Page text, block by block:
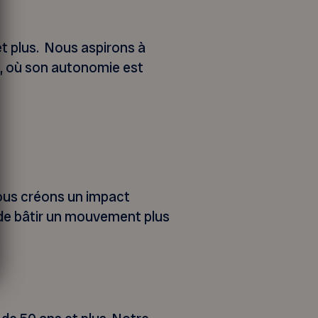
plus. Nous aspirons à
où son autonomie est
créons un impact
bâtir un mouvement plus